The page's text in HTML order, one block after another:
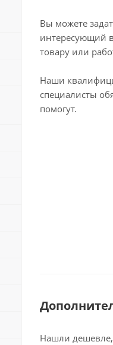
Вы можете
интересующий
товару или
Наши
специалисты
помогут.
Нашли дешевле,